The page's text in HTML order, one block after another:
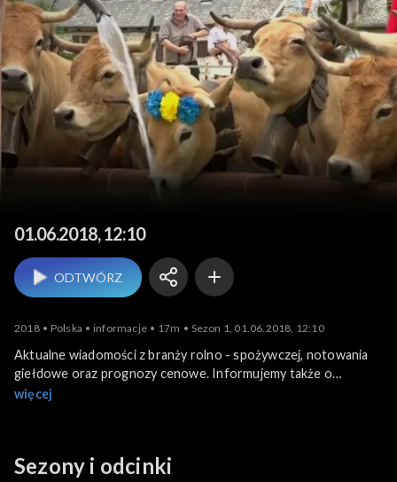
Agrobiznes
01.06.2018, 12:10
ODTWÓRZ
2018 Polska informacje 17m Sezon 1, 01.06.2018, 12:10
Aktualne wiadomości z branży rolno - spożywczej, notowania
giełdowe oraz prognozy cenowe. Informujemy także o
krajowych i zagranicznych wydarzeniach związanych z
więcej
Sezony i odcinki